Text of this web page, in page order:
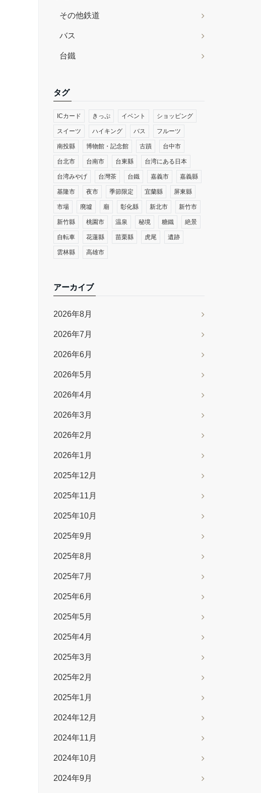
その他鉄道
バス
台鐵
タグ
ICカード きっぷ イベント ショッピング
スイーツ ハイキング バス フルーツ
南投縣 博物館・記念館 古蹟 台中市
台北市 台南市 台東縣 台湾にある日本
台湾みやげ 台灣茶 台鐵 嘉義市 嘉義縣
基隆市 夜市 季節限定 宜蘭縣 屏東縣
市場 廃墟 廟 彰化縣 新北市 新竹市
新竹縣 桃園市 温泉 秘境 糖鐵 絶景
自転車 花蓮縣 苗栗縣 虎尾 遺跡
雲林縣 高雄市
アーカイブ
2026年8月
2026年7月
2026年6月
2026年5月
2026年4月
2026年3月
2026年2月
2026年1月
2025年12月
2025年11月
2025年10月
2025年9月
2025年8月
2025年7月
2025年6月
2025年5月
2025年4月
2025年3月
2025年2月
2025年1月
2024年12月
2024年11月
2024年10月
2024年9月